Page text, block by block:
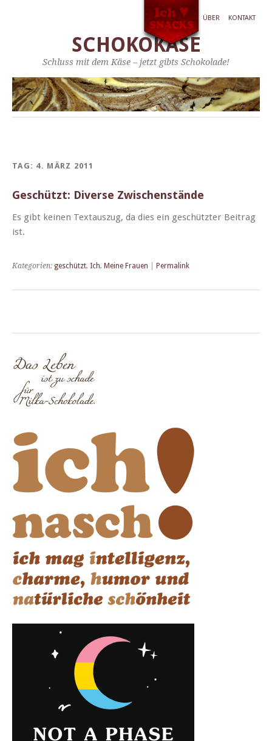
ÜBER KONTAKT
SCHOKOKÄSE
Schluss mit dem Käse – jetzt gibts Schokolade!
TAG: 4. MÄRZ 2011
Geschützt: Diverse Zwischenstände
Es gibt keinen Tex­tauszug, da dies ein geschützter Beitrag
ist.
Kategorien: geschützt, Ich, Meine Frauen Permalink